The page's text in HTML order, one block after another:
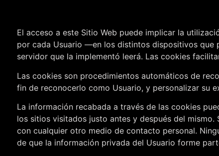
El acceso a este Sitio Web puede implicar la
por cada Usuario —en los distintos dispositivos que
servidor que la implementó leerá. Las cookies
Las cookies son procedimientos automáticos de
fin de reconocerlo como Usuario, y personalizar su
La información recabada a través de las cookies
los sitios visitados justo antes y después del
con cualquier otro medio de contacto personal.
de que la información privada del Usuario forme